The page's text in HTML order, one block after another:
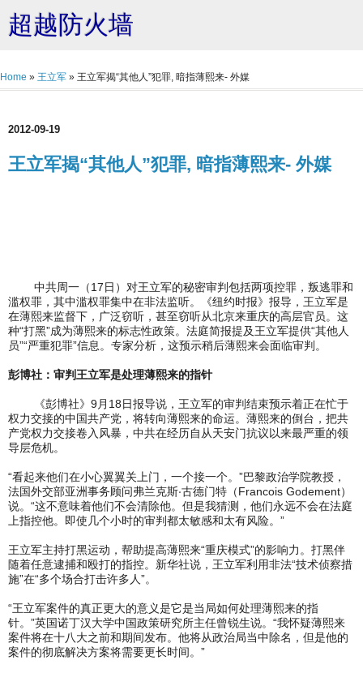
超越防火墙
Home » 王立军 » 王立军揭“其他人”犯罪, 暗指薄熙来- 外媒
2012-09-19
王立军揭“其他人”犯罪, 暗指薄熙来- 外媒
中共周一（17日）对王立军的秘密审判包括两项控罪，叛逃罪和
滥权罪，其中滥权罪集中在非法监听。《纽约时报》报导，王立军是
在薄熙来监督下，广泛窃听，甚至窃听从北京来重庆的高层官员。这
种“打黑”成为薄熙来的标志性政策。法庭简报提及王立军提供“其他人
员”“严重犯罪”信息。专家分析，这预示稍后薄熙来会面临审判。
彭博社：审判王立军是处理薄熙来的指针
《彭博社》9月18日报导说，王立军的审判结束预示着正在忙于
权力交接的中国共产党，将转向薄熙来的命运。薄熙来的倒台，把共
产党权力交接卷入风暴，中共在经历自从天安门抗议以来最严重的领
导层危机。
“看起来他们在小心翼翼关上门，一个接一个。”巴黎政治学院教授，
法国外交部亚洲事务顾问弗兰克斯‧古德门特（Francois Godement）
说。“这不意味着他们不会清除他。但是我猜测，他们永远不会在法庭
上指控他。即使几个小时的审判都太敏感和太有风险。”
王立军主持打黑运动，帮助提高薄熙来“重庆模式”的影响力。打黑伴
随着任意逮捕和殴打的指控。新华社说，王立军利用非法“技术侦察措
施”在“多个场合打击许多人”。
“王立军案件的真正更大的意义是它是当局如何处理薄熙来的指
针。”英国诺丁汉大学中国政策研究所主任曾锐生说。“我怀疑薄熙来
案件将在十八大之前和期间发布。他将从政治局当中除名，但是他的
案件的彻底解决方案将需要更长时间。”